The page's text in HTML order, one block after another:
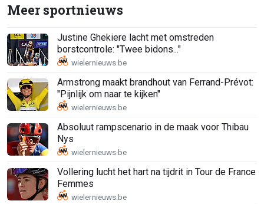
Meer sportnieuws
Justine Ghekiere lacht met omstreden
borstcontrole: "Twee bidons..."
Armstrong maakt brandhout van Ferrand-Prévot:
"Pijnlijk om naar te kijken"
Absoluut rampscenario in de maak voor Thibau
Nys
Vollering lucht het hart na tijdrit in Tour de France
Femmes